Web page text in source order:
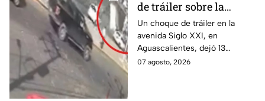
de tráiler sobre la
avenida Siglo XXI en
Aguascalientes deja
varios heridos y
destrozos
Un choque de tráiler en la
avenida Siglo XXI, en
Aguascalientes, dejó 13
heridos y varios vehículos
07 agosto, 2026